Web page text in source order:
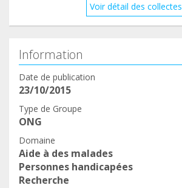
Voir détail des collectes
Information
Date de publication
23/10/2015
Type de Groupe
ONG
Domaine
Aide à des malades
Personnes handicapées
Recherche